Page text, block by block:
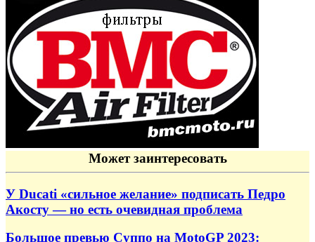
Может заинтересовать
У Ducati «сильное желание» подписать Педро
Акосту — но есть очевидная проблема
Большое превью Суппо на MotoGP 2023: